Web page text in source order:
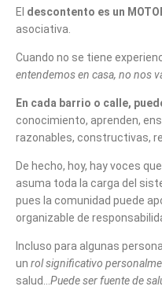
El descontento es un
asociativa.
Cuando no se tiene
entendemos en casa, no nos
En cada barrio o calle,
conocimiento, aprenden,
razonables, constructivas,
De hecho, hoy, hay voces
asuma toda la carga del
pues la comunidad puede
organizable de
Incluso para algunas
un rol significativo
salud… Puede ser fuente de